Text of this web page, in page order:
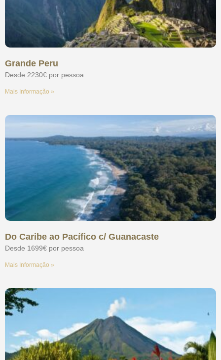
Grande Peru
Desde 2230€ por pessoa
Mais Informação »
Do Caribe ao Pacífico c/ Guanacaste
Desde 1699€ por pessoa
Mais Informação »